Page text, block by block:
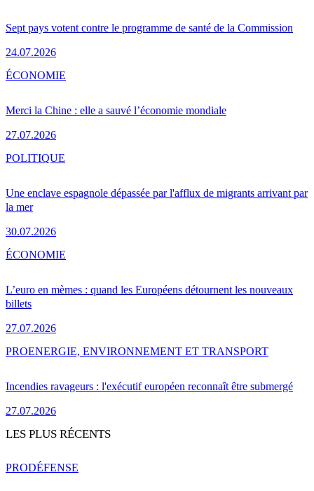
Sept pays votent contre le programme de santé de la Commission
24.07.2026
Merci la Chine : elle a sauvé l’économie mondiale
27.07.2026
ÉCONOMIE
Une enclave espagnole dépassée par l'afflux de migrants arrivant par
la mer
30.07.2026
POLITIQUE
L’euro en mèmes : quand les Européens détournent les nouveaux
billets
27.07.2026
ÉCONOMIE
Incendies ravageurs : l'exécutif européen reconnaît être submergé
27.07.2026
PROENERGIE, ENVIRONNEMENT ET TRANSPORT
LES PLUS RÉCENTS
PRODÉFENSE